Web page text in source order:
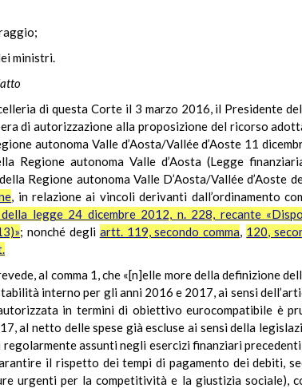
ministri.
di questa Corte il 3 marzo 2016, il Presidente
di autorizzazione alla proposizione del ricorso
autonoma Valle d’Aosta/Vallée d’Aoste 11
Regione autonoma Valle d’Aosta (Legge
Regione autonoma Valle D’Aosta/Vallée d’Aoste
, in relazione ai vincoli derivanti dall’ordinamento
legge 24 dicembre 2012, n. 228, recante
; nonché degli artt. 119, secondo comma, 120,
al comma 1, che «[n]elle more della definizione
interno per gli anni 2016 e 2017, ai sensi
in termini di obiettivo eurocompatibile è
al netto delle spese già escluse ai sensi della
assunti negli esercizi finanziari
il rispetto dei tempi di pagamento dei debiti,
urgenti per la competitività e la giustizia sociale),